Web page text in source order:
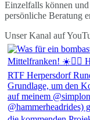
Einzelfalls können
persönliche Beratung
Unser Kanal auf